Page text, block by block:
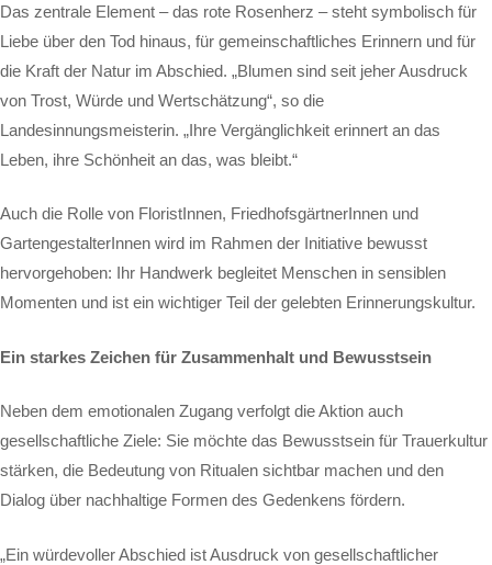
Das zentrale Element – das rote Rosenherz – steht symbolisch für
Liebe über den Tod hinaus, für gemeinschaftliches Erinnern und für
die Kraft der Natur im Abschied. „Blumen sind seit jeher Ausdruck
von Trost, Würde und Wertschätzung“, so die
Landesinnungsmeisterin. „Ihre Vergänglichkeit erinnert an das
Leben, ihre Schönheit an das, was bleibt.“
Auch die Rolle von FloristInnen, FriedhofsgärtnerInnen und
GartengestalterInnen wird im Rahmen der Initiative bewusst
hervorgehoben: Ihr Handwerk begleitet Menschen in sensiblen
Momenten und ist ein wichtiger Teil der gelebten Erinnerungskultur.
Ein starkes Zeichen für Zusammenhalt und Bewusstsein
Neben dem emotionalen Zugang verfolgt die Aktion auch
gesellschaftliche Ziele: Sie möchte das Bewusstsein für Trauerkultur
stärken, die Bedeutung von Ritualen sichtbar machen und den
Dialog über nachhaltige Formen des Gedenkens fördern.
„Ein würdevoller Abschied ist Ausdruck von gesellschaftlicher